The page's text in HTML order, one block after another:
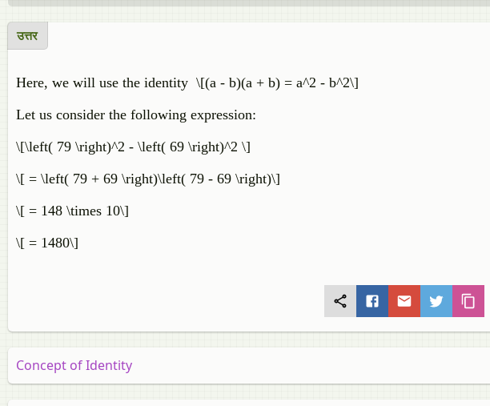
उत्तर
Here, we will use the identity \[(a - b)(a + b) = a^2 - b^2\]
Let us consider the following expression:
\[\left( 79 \right)^2 - \left( 69 \right)^2 \]
\[ = \left( 79 + 69 \right)\left( 79 - 69 \right)\]
\[ = 148 \times 10\]
\[ = 1480\]
Concept of Identity